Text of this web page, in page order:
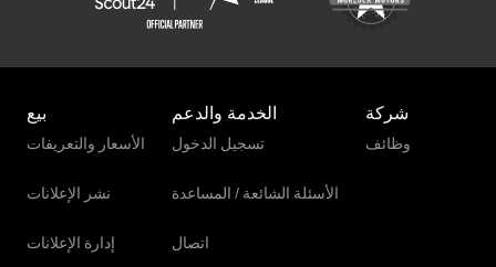
بيع
الأسعار والتعريفات
نشر الإعلانات
إدارة الإعلانات
الخدمة والدعم
تسجيل الدخول
الأسئلة الشائعة / المساعدة
اتصال
شركة
وظائف